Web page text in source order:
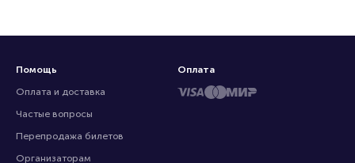
Помощь
Оплата и доставка
Частые вопросы
Перепродажа билетов
Организаторам
Оплата